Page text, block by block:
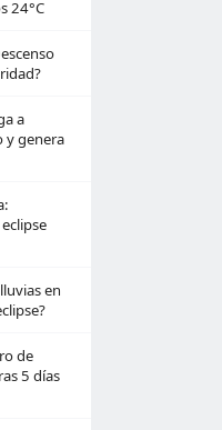
24°C
a
y genera
en
de
5 días